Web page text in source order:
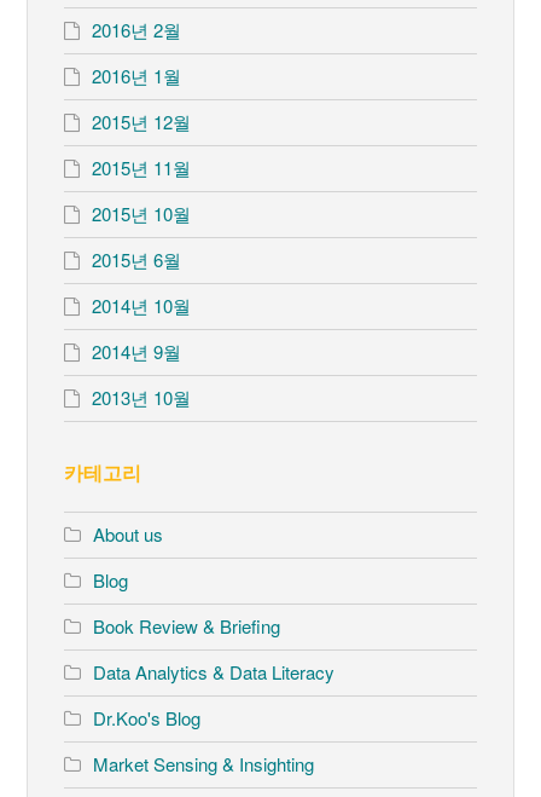
2016년 2월
2016년 1월
2015년 12월
2015년 11월
2015년 10월
2015년 6월
2014년 10월
2014년 9월
2013년 10월
카테고리
About us
Blog
Book Review & Briefing
Data Analytics & Data Literacy
Dr.Koo's Blog
Market Sensing & Insighting